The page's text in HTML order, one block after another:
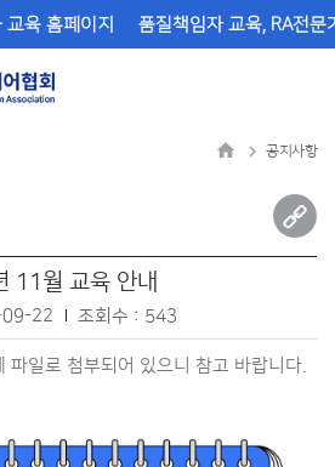
육 홈페이지 품질책임자 교육, RA전
공지사항
11월 교육 안내
09-22 조회수 : 543
파일로 첨부되어 있으니 참고 바랍니다.